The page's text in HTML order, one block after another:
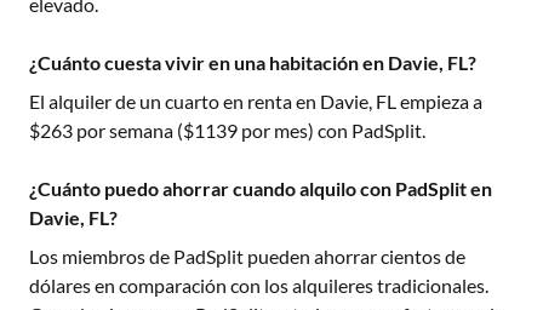
¿Cuánto cuesta vivir en una habitación en Davie, FL?
El alquiler de un cuarto en renta en Davie, FLempieza a
$263 por semana ($1139 por mes) con PadSplit.
¿Cuánto puedo ahorrar cuando alquilo con PadSplit en
Davie, FL?
Los miembros de PadSplit pueden ahorrar cientos de
dólares en comparación con los alquileres tradicionales.